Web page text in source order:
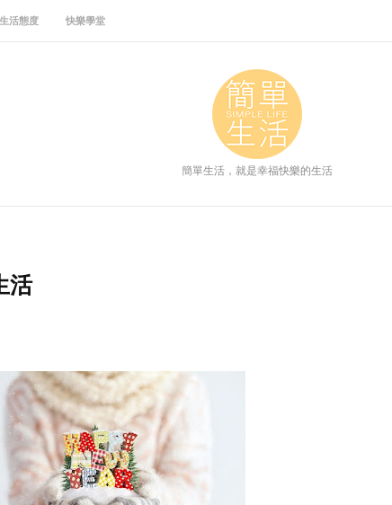
生活態度 快樂學堂
簡單生活，就是幸福快樂的生活
活